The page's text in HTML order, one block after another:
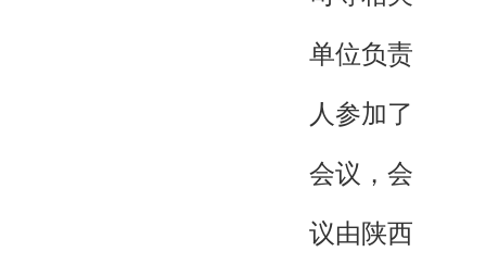
单位负责
人参加了
会议，会
议由陕西